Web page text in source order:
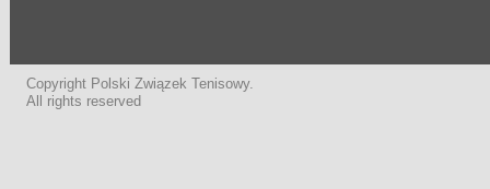
Copyright Polski Związek Tenisowy.
All rights reserved